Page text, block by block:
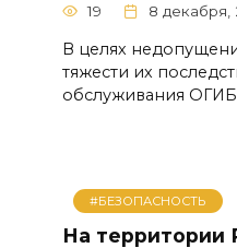
19 8 декабря,
В целях
тяжести их
обслуживания
#БЕЗОПАСНОСТЬ
На территории